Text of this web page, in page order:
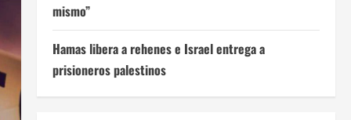
mismo”
Hamas libera a rehenes e Israel entrega a
prisioneros palestinos